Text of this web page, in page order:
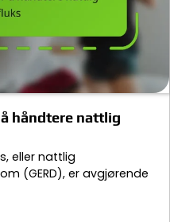
håndtere nattlig
eller nattlig
(GERD), er avgjørende